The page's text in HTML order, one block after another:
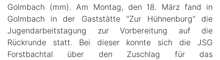
Golmbach (mm). Am Montag, den 18. März fand in
Golmbach in der Gaststätte "Zur Hühnenburg" die
Jugendarbeitstagung zur Vorbereitung auf die
Rückrunde statt. Bei dieser konnte sich die JSG
Forstbachtal über den Zuschlag für das